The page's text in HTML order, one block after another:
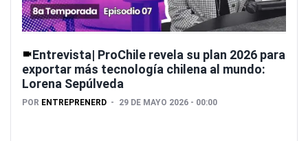
Entrevista| ProChile revela su plan 2026 para
exportar más tecnología chilena al mundo:
Lorena Sepúlveda
POR ENTREPRENERD 29 DE MAYO 2026 - 00:00